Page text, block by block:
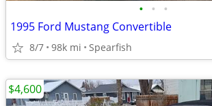
• • •
1995 Ford Mustang Convertible
8/7 98k mi Spearfish
$4,600